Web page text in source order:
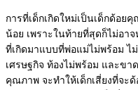
การที่เด็กเกิดใหม่เป็นเด็กด้อย
น้อย เพราะในท้ายที่สุดก็ไม่อา
ที่เกิดมาแบบที่พ่อแม่ไม่พร้อม
เศรษฐกิจ ท้องไม่พร้อม และขา
คุณภาพ จะทำให้เด็กเสี่ยงที่จะ